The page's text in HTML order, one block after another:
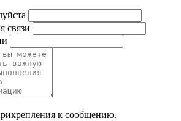
связи
к сообщению.